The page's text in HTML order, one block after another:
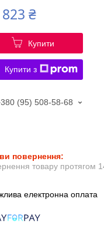
₴
Купити
Купити з
(95) 508-58-68
товару протягом